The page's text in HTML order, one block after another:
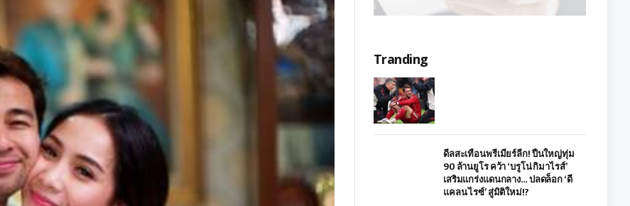
Tranding
ดีลสะเทือนพรีเมียร์ลีก! ปืนใหญ่ทุ่ม
90 ล้านยูโร คว้า ‘บรูโน่ กิมาไรส์’
เสริมแกร่งแดนกลาง… ปลดล็อก ‘ดี
แคลน ไรซ์’ สู่มิติใหม่!?